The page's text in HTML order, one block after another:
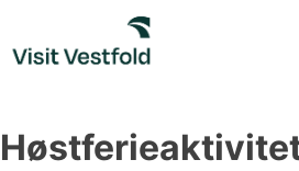
content